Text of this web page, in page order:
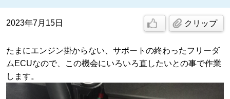
2023年7月15日 クリップ
たまにエンジン掛からない、サポートの終わったフリーダ
ムECUなので、この機会にいろいろ直したいとの事で作業
します。